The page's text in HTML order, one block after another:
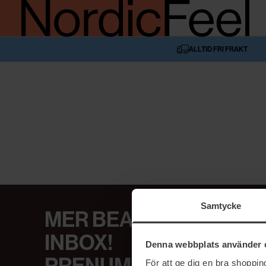
Samtycke
Denna webbplats använder
För att ge dig en bra
ALLTID FRI FRAKT
MER BEAUTY I DIN
INBOX!